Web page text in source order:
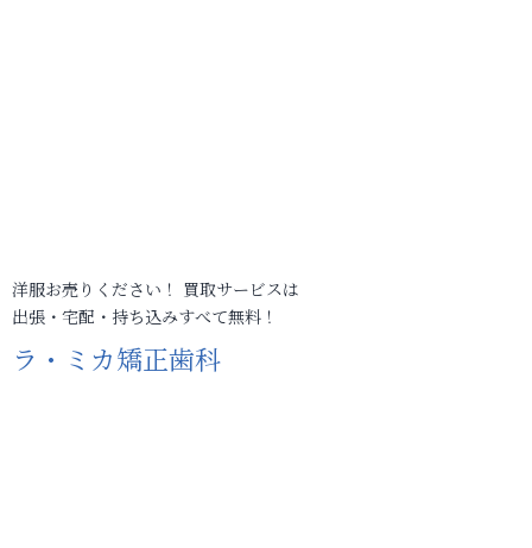
洋服お売りください！ 買取サービスは
出張・宅配・持ち込みすべて無料！
ラ・ミカ矯正歯科